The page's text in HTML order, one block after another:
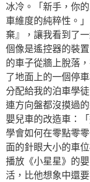
冰冷。「新手，你
車維度的純粹性。
棄』，讓我看到了
個像是遙控器的裝
的車子從牆上脫落
了地面上的一個停
分配給我的泊車學
連方向盤都沒摸過
嬰兒車的改造車：
學會如何在零點零
面的針眼大小的車
播放《小星星》的
活，比他想象中還